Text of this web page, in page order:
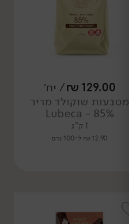
129.00
₪/ יח׳
מטבעות שוקולד מריר
85% - Lubeca
1 ק"ג
12.90 ₪ ל-100 גרם